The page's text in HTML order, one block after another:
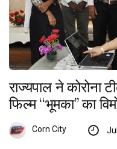
राज्यपाल ने कोरोना
फिल्म ‘‘भूमका’’ का
Corn City